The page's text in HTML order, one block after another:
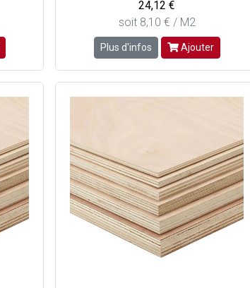
24,12 €
soit 8,10 € / M2
Plus d'infos Ajouter